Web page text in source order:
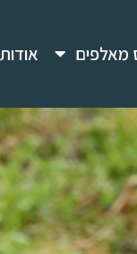
מאלפים אודות